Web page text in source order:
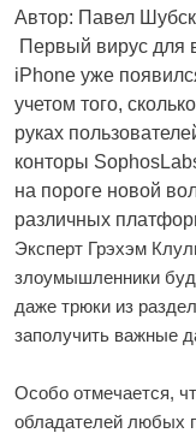
Автор: Павел
Первый вирус для
iPhone уже
учетом того,
руках
конторы
на пороге новой
различных
Эксперт Грэхэм
злоумышленники
даже трюки из
заполучить важные
Особо отмечается,
обладателей любых